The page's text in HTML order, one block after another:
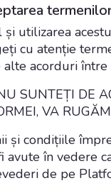
și utilizarea
cu atenție
alte acorduri
SUNTEȚI DE
VA
și condițiile
avute în vedere
de pe